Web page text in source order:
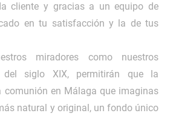
cliente y gracias a un equipo de
en tu satisfacción y la de tus
miradores como nuestros
del siglo XIX, permitirán que la
en Málaga que imaginas
natural y original, un fondo único